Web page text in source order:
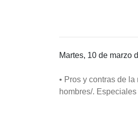
Martes, 10 de marzo
• Pros y contras de
hombres/.